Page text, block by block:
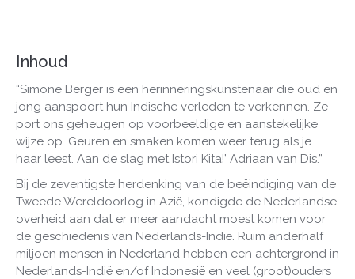
Inhoud
“Simone Berger is een herinneringskunstenaar die oud en
jong aanspoort hun Indische verleden te verkennen. Ze
port ons geheugen op voorbeeldige en aanstekelijke
wijze op. Geuren en smaken komen weer terug als je
haar leest. Aan de slag met Istori Kita!’ Adriaan van Dis.”
Bij de zeventigste herdenking van de beëindiging van de
Tweede Wereldoorlog in Azië, kondigde de Nederlandse
overheid aan dat er meer aandacht moest komen voor
de geschiedenis van Nederlands-Indië. Ruim anderhalf
miljoen mensen in Nederland hebben een achtergrond in
Nederlands-Indië en/of Indonesië en veel (groot)ouders